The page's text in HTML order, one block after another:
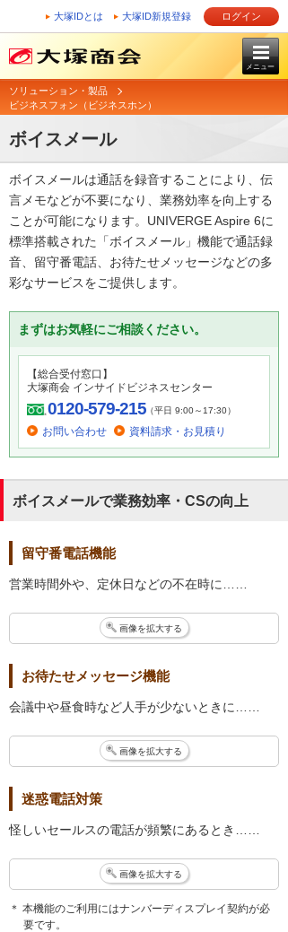
大塚IDとは 大塚ID新規登録 ログイン
メニュー
ソリューション・製品
ビジネスフォン（ビジネスホン）
ボイスメール
ボイスメールは通話を録音することにより、伝
言メモなどが不要になり、業務効率を向上する
ことが可能になります。UNIVERGE Aspire 6に
標準搭載された「ボイスメール」機能で通話録
音、留守番電話、お待たせメッセージなどの多
彩なサービスをご提供します。
まずはお気軽にご相談ください。
【総合受付窓口】
大塚商会 インサイドビジネスセンター
0120-579-215（平日 9:00～17:30）
お問い合わせ 資料請求・お見積り
ボイスメールで業務効率・CSの向上
留守番電話機能
営業時間外や、定休日などの不在時に……
画像を拡大する
お待たせメッセージ機能
会議中や昼食時など人手が少ないときに……
画像を拡大する
迷惑電話対策
怪しいセールスの電話が頻繁にあるとき……
画像を拡大する
＊ 本機能のご利用にはナンバーディスプレイ契約が必
要です。